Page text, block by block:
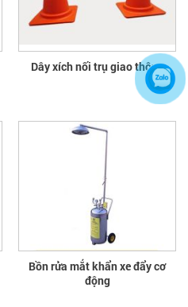
Dây xích nối trụ giao thông
Bồn rửa mắt khẩn xe đẩy cơ
động